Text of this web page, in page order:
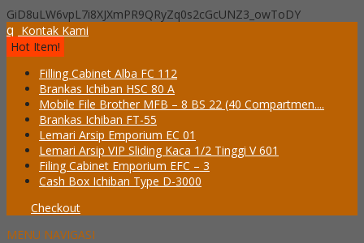
GiD8uLW6vpL7i8XJXmPR9QRyZq0s2cGcUNZ3_owToDY
q Kontak Kami
Hot Item!
Filling Cabinet Alba FC 112
Brankas Ichiban HSC 80 A
Mobile File Brother MFB – 8 BS 22 (40 Compartmen....
Brankas Ichiban FT-55
Lemari Arsip Emporium EC 01
Lemari Arsip VIP Sliding Kaca 1/2 Tinggi V 601
Filing Cabinet Emporium EFC – 3
Cash Box Ichiban Type D-3000
Checkout
MENU NAVIGASI